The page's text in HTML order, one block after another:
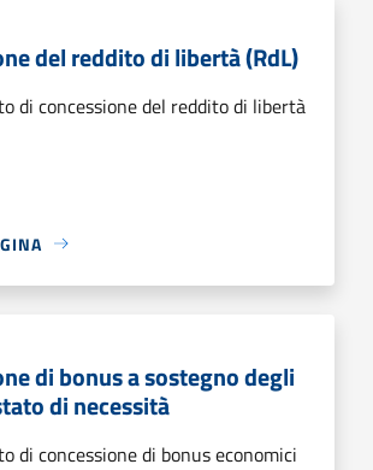
del reddito di libertà (RdL)
di concessione del reddito di libertà
di bonus a sostegno degli
di necessità
di concessione di bonus economici